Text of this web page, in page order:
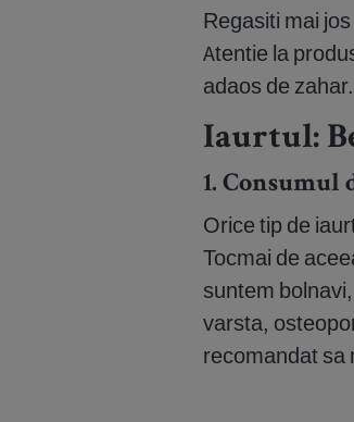
Regasiti mai
Atentie la
adaos de zahar.
Iaurtul:
1. Consumul
Orice tip de
Tocmai de
suntem
varsta,
recomandat sa